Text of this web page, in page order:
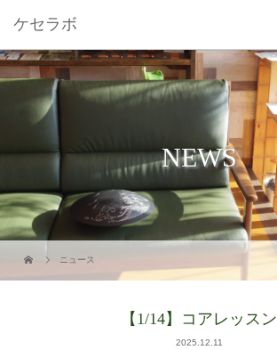
ケセラボ
NEWS
ニュース
【1/14】コアレッスン
2025.12.11